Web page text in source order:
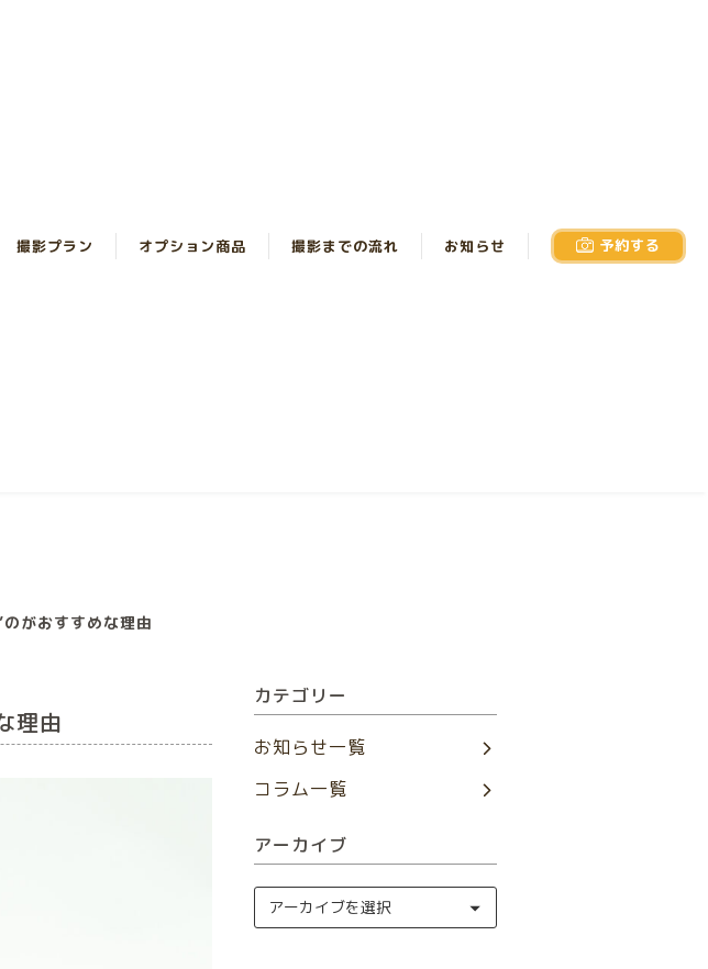
撮影プラン オプション商品 撮影までの流れ お知らせ 予約する
がおすすめな理由
理由
カテゴリー
お知らせ一覧
コラム一覧
アーカイブ